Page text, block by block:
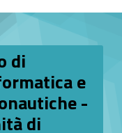
di
e
-
di